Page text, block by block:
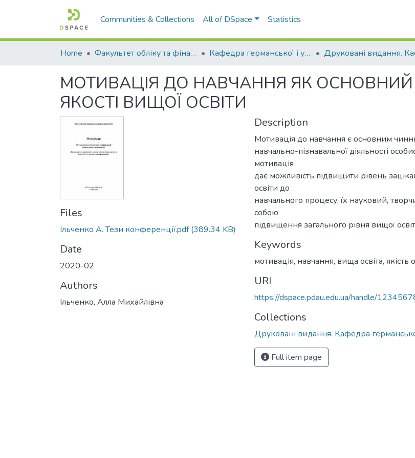
Communities & Collections All of DSpace Statistics
Home Факультет обліку та фінансів Кафедра германської і української філології
МОТИВАЦІЯ ДО НАВЧАННЯ ЯК
ЯКОСТІ ВИЩОЇ ОСВІТИ
Files
Ільченко А. Тези конференції.pdf(389.34 KB)
Date
2020-02
Authors
Ільченко, Алла Михайлівна
Description
Мотивація до навчання є основним
навчально-пізнавальної діяльності
мотивація
дає можливість підвищити рівень
освіти до
навчального процесу, їх науковий,
собою
підвищення загального рівня вищої
Keywords
мотивація, навчання, вища освіта, якість
URI
https://dspace.pdau.edu.ua/handle/
Collections
Друковані видання. Кафедра германської
Full item page